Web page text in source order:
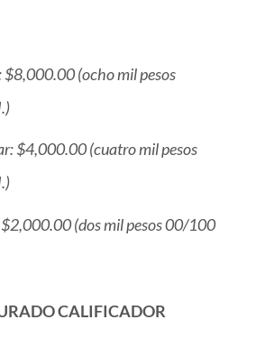
$8,000.00 (ocho mil pesos
$4,000.00 (cuatro mil pesos
$2,000.00 (dos mil pesos 00/100
CALIFICADOR